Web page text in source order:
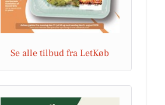
Se alle tilbud fra LetKøb